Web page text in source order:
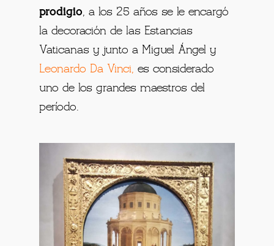
prodigio, a los 25 años se le encargó
la decoración de las Estancias
Vaticanas y junto a Miguel Ángel y
Leonardo Da Vinci, es considerado
uno de los grandes maestros del
período.